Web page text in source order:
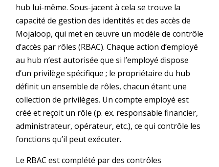
hub lui-même. Sous-jacent à cela se trouve la
capacité de gestion des identités et des accès de
Mojaloop, qui met en œuvre un modèle de contrôle
d’accès par rôles (RBAC). Chaque action d’employé
au hub n’est autorisée que si l’employé dispose
d’un privilège spécifique ; le propriétaire du hub
définit un ensemble de rôles, chacun étant une
collection de privilèges. Un compte employé est
créé et reçoit un rôle (p. ex. responsable financier,
administrateur, opérateur, etc.), ce qui contrôle les
fonctions qu’il peut exécuter.
Le RBAC est complété par des contrôles